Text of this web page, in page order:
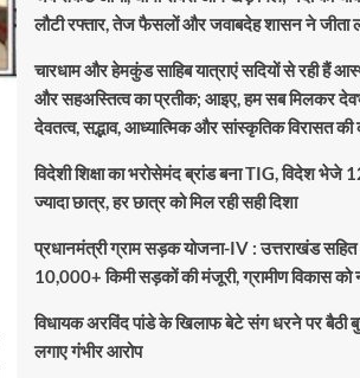
लौटी रफ्तार, तेज फैसलों और जवाबदेह शासन ने जीता
चारधाम और हेमकुंड साहिब यात्राएं सदियों से रही हैं
और सहअस्तित्व का प्रतीक; आइए, हम सब मिलकर
देवतत्व, सद्भाव, आध्यात्मिक और सांस्कृतिक विरासत की
विदेशी शिक्षा का भरोसेमंद ब्रांड बना TIG, विदेश भेजे
ज्यादा छात्र, हर छात्र को मिल रही सही दिशा
प्रधानमंत्री ग्राम सड़क योजना-IV : उत्तराखंड सहित
10,000+ किमी सड़कों की मंजूरी, ग्रामीण विकास को
विधायक अरविंद पांडे के खिलाफ बेटे संग धरने पर बैठी
लगाए गंभीर आरोप